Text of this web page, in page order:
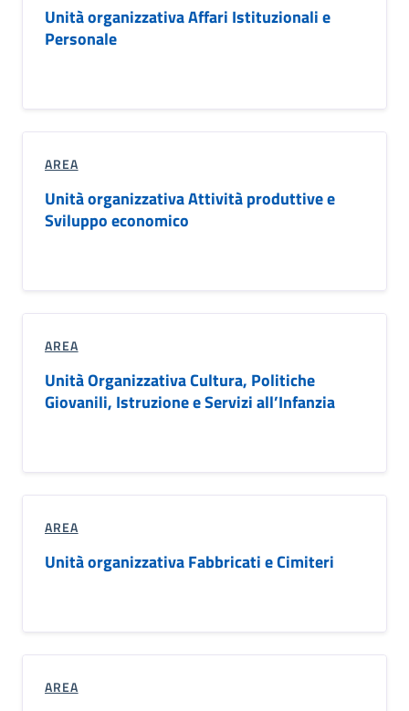
Unità organizzativa Affari Istituzionali e
Personale
AREA
Unità organizzativa Attività produttive e
Sviluppo economico
AREA
Unità Organizzativa Cultura, Politiche
Giovanili, Istruzione e Servizi all’Infanzia
AREA
Unità organizzativa Fabbricati e Cimiteri
AREA